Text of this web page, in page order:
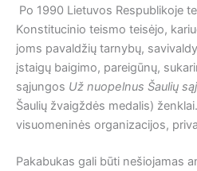
Po 1990 Lietuvos Respublikoje
Konstitucinio teismo teisėjo,
joms pavaldžių tarnybų,
įstaigų baigimo, pareigūnų,
sąjungos Už nuopelnus Šaulių
Šaulių žvaigždės medalis)
visuomeninės organizacijos,
Pakabukas gali būti nešiojamas